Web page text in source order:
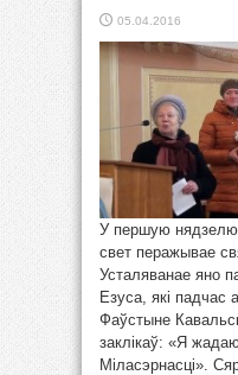
05.04.2016
У першую нядзелю
свет перажывае
Усталяванае яно
Езуса, які падчас
Фаўстыне
заклікаў: «Я
Міласэрнасці».